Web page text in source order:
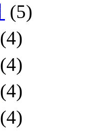
(5)
(4)
(4)
(4)
(4)